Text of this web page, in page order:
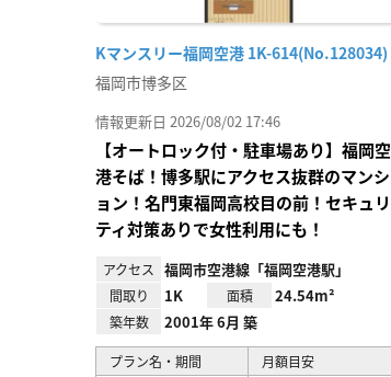
Kマンスリー福岡空港 1K-614(No.128034)
福岡市博多区
情報更新日 2026/08/02 17:46
【オートロック付・駐車場あり】福岡空
港そば！博多駅にアクセス抜群のマンシ
ョン！名門東福岡高校目の前！セキュリ
ティ対策ありで女性利用にも！
アクセス 福岡市空港線「福岡空港駅」
間取り 1K 面積 24.54m²
築年数 2001年 6月 築
プラン名・期間 月額目安